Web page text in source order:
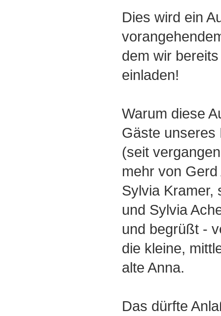
Dies wird ein
dem wir
einladen!
Warum diese
Gäste unseres
(seit
mehr von
Sylvia Kramer,
und Sylvia
und begrüßt -
die kleine,
alte Anna.
Das dürfte